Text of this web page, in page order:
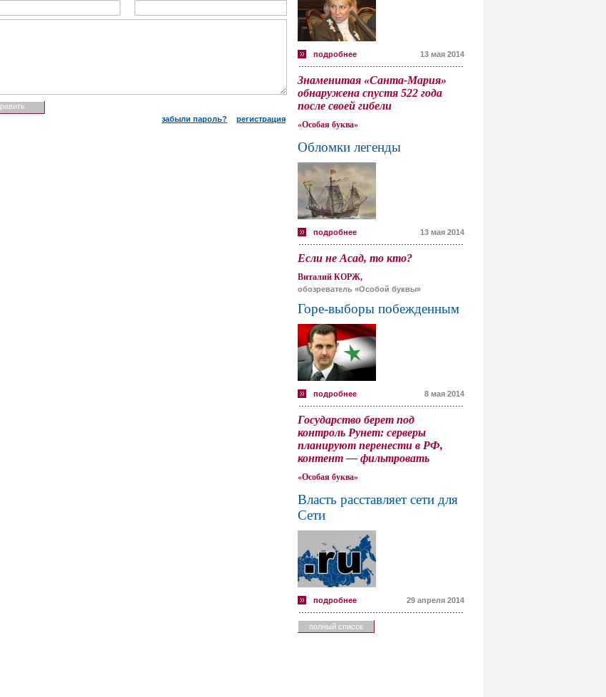
забыли пароль? регистрация
подробнее 13 мая 2014
Знаменитая «Санта-Мария»
обнаружена спустя 522 года
после своей гибели
«Особая буква»
Обломки легенды
подробнее 13 мая 2014
Если не Асад, то кто?
Виталий КОРЖ,
обозреватель «Особой буквы»
Горе-выборы побежденным
подробнее 8 мая 2014
Государство берет под
контроль Рунет: серверы
планируют перенести в РФ,
контент — фильтровать
«Особая буква»
Власть расставляет сети для
Сети
подробнее 29 апреля 2014
полный список